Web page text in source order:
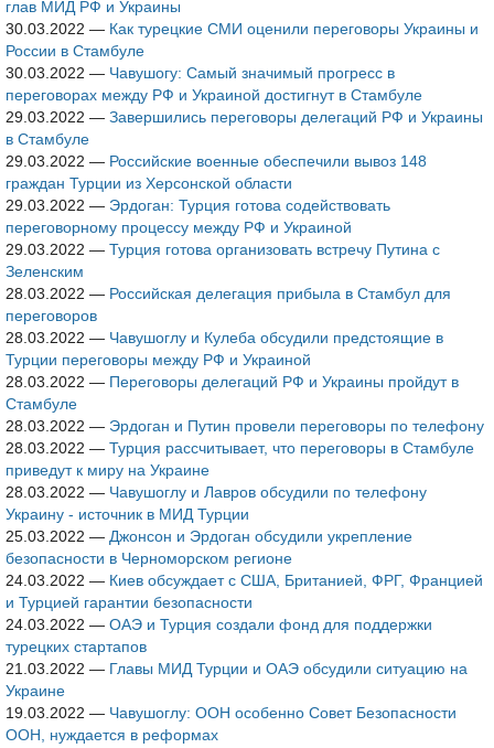
глав МИД РФ и Украины
30.03.2022 — Как турецкие СМИ оценили переговоры Украины и
России в Стамбуле
30.03.2022 — Чавушогу: Самый значимый прогресс в
переговорах между РФ и Украиной достигнут в Стамбуле
29.03.2022 — Завершились переговоры делегаций РФ и Украины
в Стамбуле
29.03.2022 — Российские военные обеспечили вывоз 148
граждан Турции из Херсонской области
29.03.2022 — Эрдоган: Турция готова содействовать
переговорному процессу между РФ и Украиной
29.03.2022 — Турция готова организовать встречу Путина с
Зеленским
28.03.2022 — Российская делегация прибыла в Стамбул для
переговоров
28.03.2022 — Чавушоглу и Кулеба обсудили предстоящие в
Турции переговоры между РФ и Украиной
28.03.2022 — Переговоры делегаций РФ и Украины пройдут в
Стамбуле
28.03.2022 — Эрдоган и Путин провели переговоры по телефону
28.03.2022 — Турция рассчитывает, что переговоры в Стамбуле
приведут к миру на Украине
28.03.2022 — Чавушоглу и Лавров обсудили по телефону
Украину - источник в МИД Турции
25.03.2022 — Джонсон и Эрдоган обсудили укрепление
безопасности в Черноморском регионе
24.03.2022 — Киев обсуждает с США, Британией, ФРГ, Францией
и Турцией гарантии безопасности
24.03.2022 — ОАЭ и Турция создали фонд для поддержки
турецких стартапов
21.03.2022 — Главы МИД Турции и ОАЭ обсудили ситуацию на
Украине
19.03.2022 — Чавушоглу: ООН особенно Совет Безопасности
ООН, нуждается в реформах